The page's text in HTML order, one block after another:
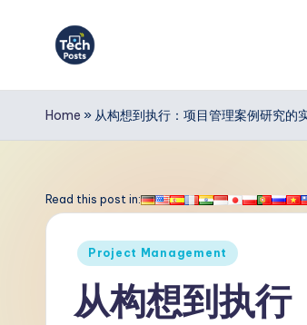
T
e
h
Home » 从构想到执行：项目管理案例研究的
Read this post in:
Posted
Project Management
从构想到执行